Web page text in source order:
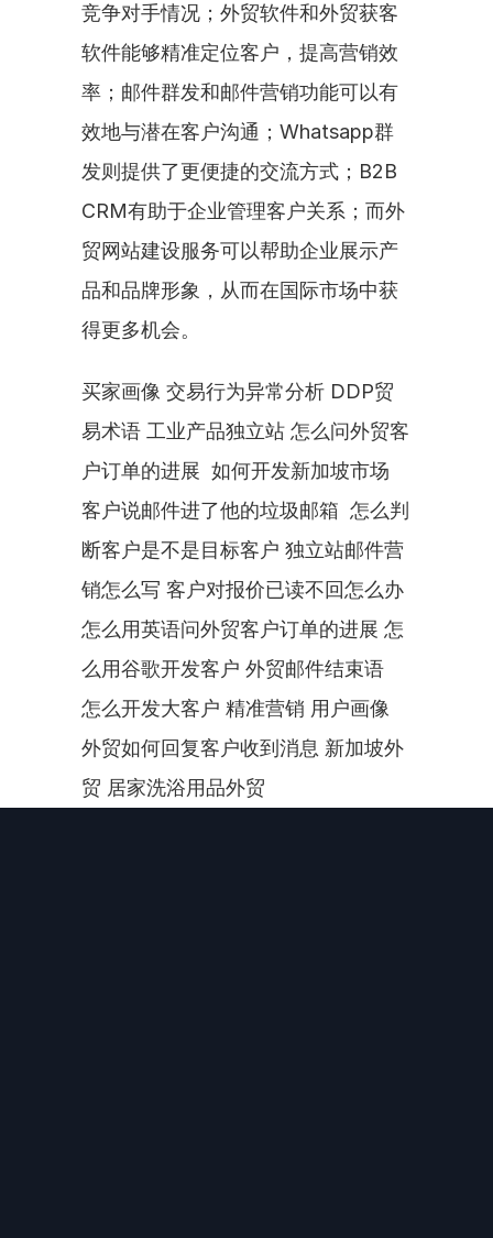
竞争对手情况；外贸软件和外贸获客
软件能够精准定位客户，提高营销效
率；邮件群发和邮件营销功能可以有
效地与潜在客户沟通；Whatsapp群
发则提供了更便捷的交流方式；B2B
CRM有助于企业管理客户关系；而外
贸网站建设服务可以帮助企业展示产
品和品牌形象，从而在国际市场中获
得更多机会。
买家画像 交易行为异常分析 DDP贸
易术语 工业产品独立站 怎么问外贸客
户订单的进展  如何开发新加坡市场
客户说邮件进了他的垃圾邮箱  怎么判
断客户是不是目标客户 独立站邮件营
销怎么写 客户对报价已读不回怎么办
怎么用英语问外贸客户订单的进展 怎
么用谷歌开发客户 外贸邮件结束语
怎么开发大客户 精准营销 用户画像
外贸如何回复客户收到消息 新加坡外
贸 居家洗浴用品外贸